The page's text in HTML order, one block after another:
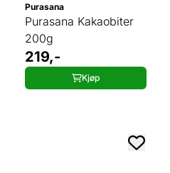
Purasana
Purasana Kakaobiter
200g
219,-
Kjøp